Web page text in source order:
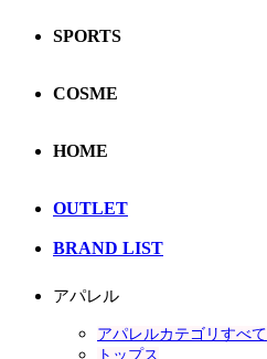
SPORTS
COSME
HOME
OUTLET
BRAND LIST
アパレル
アパレルカテゴリすべて
トップス